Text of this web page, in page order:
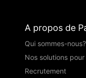
A propos de
Qui sommes-nous?
Nos solutions
Recrutement